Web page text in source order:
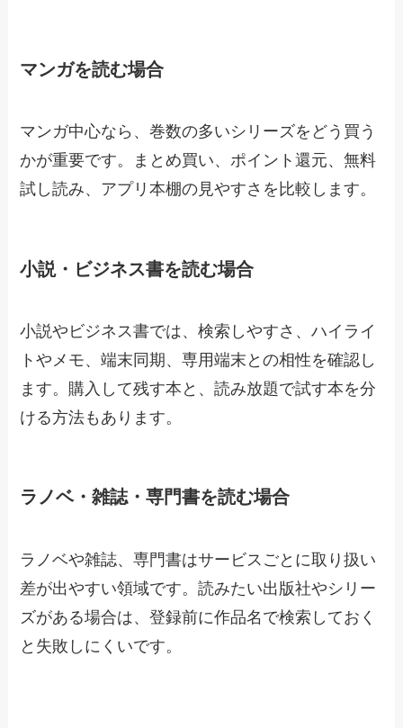
マンガを読む場合
マンガ中心なら、巻数の多いシリーズをどう買う
かが重要です。まとめ買い、ポイント還元、無料
試し読み、アプリ本棚の見やすさを比較します。
小説・ビジネス書を読む場合
小説やビジネス書では、検索しやすさ、ハイライ
トやメモ、端末同期、専用端末との相性を確認し
ます。購入して残す本と、読み放題で試す本を分
ける方法もあります。
ラノベ・雑誌・専門書を読む場合
ラノベや雑誌、専門書はサービスごとに取り扱い
差が出やすい領域です。読みたい出版社やシリー
ズがある場合は、登録前に作品名で検索しておく
と失敗しにくいです。